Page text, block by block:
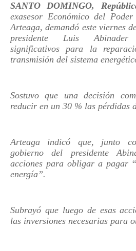
SANTO DOMINGO,
exasesor Económico del
Arteaga, demandó este viernes
presidente Luis Abinader
significativos para la
transmisión del sistema
Sostuvo que una decisión
reducir en un 30 % las pérdidas
Arteaga indicó que, junto
gobierno del presidente
acciones para obligar a pagar
energía”.
Subrayó que luego de esas
las inversiones necesarias para